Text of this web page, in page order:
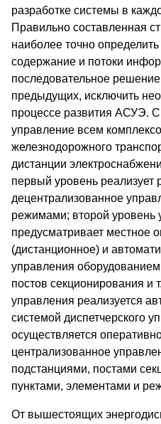
разработке системы в
Правильно составленная
наиболее точно
содержание и потоки
последовательное
предыдущих, исключить
процессе развития АСУЭ.
управление всем
железнодорожного
дистанции
первый уровень реализует
децентрализованное
режимами; второй уровень
предусматривает местное
(дистанционное) и
управления
постов секционирования и
управления реализуется
системой диспетчерского
осуществляется
централизованное
подстанциями, постами
пунктами, элементами и
От вышестоящих